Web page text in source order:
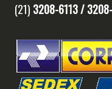
(21) 3208-6113 /